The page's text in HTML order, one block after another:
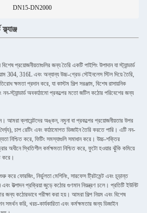
DN15-DN2000
বিশেষ প্রয়োজনীয়তাগুলির জন্য তৈরি একটি পাইপিং উপাদান যা স্ট্যান্ডার্ড
304, 316L এবং অন্যান্য উচ্চ-গ্রেড স্টেইনলেস স্টিল দিয়ে তৈরি,
ক্ষমতা প্রদান করে, যা কাস্টম শিল্প সরঞ্জাম, বিশেষ রাসায়নিক
স্ট্যান্ডার্ড অবকাঠামো প্রকল্পের মতো জটিল কঠোর পরিবেশের জন্য
আমরা ক্লায়েন্টদের অঙ্কন, নমুনা বা প্রকল্পের প্রয়োজনীয়তার উপর
চাপ রেটিং এবং কাঠামোগত ডিজাইন তৈরি করতে পারি। এটি নন-
নিশ্চিত করে, ফিটিং সমস্যাগুলি সমাধান করে। উচ্চ-শক্তির
অধীনে স্থিতিশীল কর্মক্ষমতা নিশ্চিত করে, ফুটো হওয়ার ঝুঁকি কমিয়ে
করে।
করে ফোরজিং, নির্ভুলতা মেশিনিং, সারফেস ট্রিটমেন্ট এবং চূড়ান্ত
উত্পাদন প্রক্রিয়া জুড়ে কঠোর গুণমান নিয়ন্ত্রণ চলে। প্রতিটি ইউনিট
জন্য কঠোরভাবে পরীক্ষা করা হয়। আমরা শিল্প নিয়ম এবং বিশেষ
করি, খরচ-কার্যকারিতা এবং কর্মক্ষমতার জন্য ডিজাইন